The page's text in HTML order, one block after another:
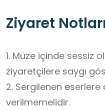
Ziyaret Notları
1. Müze içinde sessiz
ziyaretçilere saygı
2. Sergilenen
verilmemelidir.